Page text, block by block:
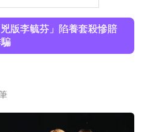
版李毓芬」陷養套殺慘賠
蔡阿嘎甩抄襲爭議「開拍新
筆